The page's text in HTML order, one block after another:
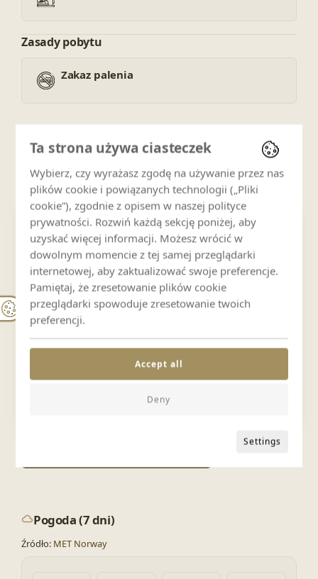
Zasady pobytu
Zakaz palenia
Lokalizacja i mapa
Ul.nowotarska 38B , zakopane 34-500
WIDOK MAPY Standard Jasna Ciemna Teren
+
−
Pogoda (7 dni)
Źródło: MET Norway
Ta strona używa ciasteczek
Wybierz, czy wyrażasz zgodę na używanie przez nas
plików cookie i powiązanych technologii („Pliki
cookie”), zgodnie z opisem w naszej polityce
prywatności. Rozwiń każdą sekcję poniżej, aby
uzyskać więcej informacji. Możesz wrócić w
dowolnym momencie z tej samej przeglądarki
internetowej, aby zaktualizować swoje preferencje.
Pamiętaj, że zresetowanie plików cookie
przeglądarki spowoduje zresetowanie twoich
preferencji.
Settings
Deny
Accept all